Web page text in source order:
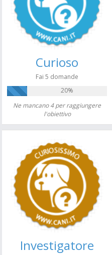
Curioso
Fai 5 domande
20%
Ne mancano 4 per raggiungere
l'obiettivo
Investigatore